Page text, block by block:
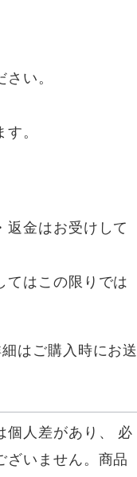
い。
。
返金はお受けして
てはこの限りでは
はご購入時にお送
個人差があり、 必
ざいません。商品